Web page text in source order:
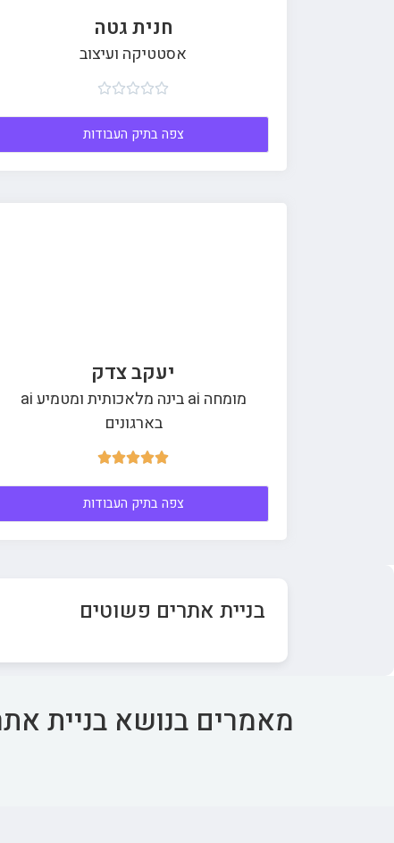
חנית גטה
אסטטיקה ועיצוב





צפה בתיק העבודות
יעקב צדק
מומחה ai בינה מלאכותית ומטמיע ai
בארגונים





צפה בתיק העבודות
בניית אתרים פשוטים
מאמרים בנושא בניית